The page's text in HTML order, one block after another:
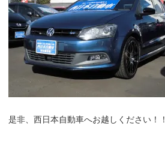
是非、西日本自動車へお越しください！！